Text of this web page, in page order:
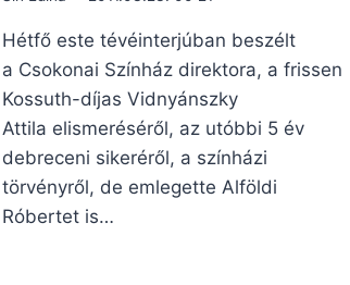
Hétfő este tévéinterjúban beszélt
a Csokonai Színház direktora, a frissen
Kossuth-díjas Vidnyánszky
Attila elismeréséről, az utóbbi 5 év
debreceni sikeréről, a színházi
törvényről, de emlegette Alföldi
Róbertet is…